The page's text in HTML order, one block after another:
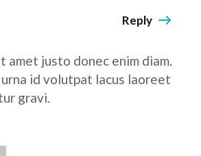
Reply
amet justo donec enim diam.
urna id volutpat lacus laoreet
gravi.